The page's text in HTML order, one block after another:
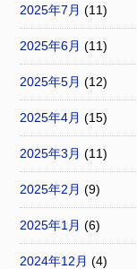
2025年7月 (11)
2025年6月 (11)
2025年5月 (12)
2025年4月 (15)
2025年3月 (11)
2025年2月 (9)
2025年1月 (6)
2024年12月 (4)